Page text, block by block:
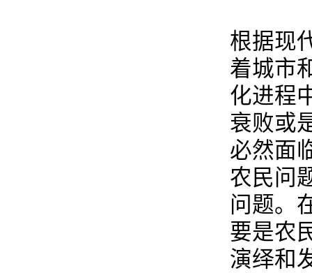
根据现
着城市
化进程
衰败或
必然面
农民问
问题。
要是农
演绎和